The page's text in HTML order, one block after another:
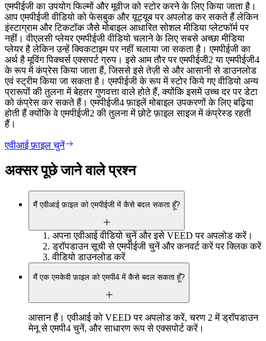
एमपीईजी का उपयोग फिल्मों और मूवीज को स्टोर करने के लिए किया जाता है।
आप एमपीईजी वीडियो को फेसबुक और यूट्यूब पर अपलोड कर सकते हैं लेकिन
इंस्टाग्राम और टिकटॉक जैसे मोबाइल आधारित सोशल मीडिया प्लेटफॉर्म पर
नहीं। वीएलसी प्लेयर एमपीईजी वीडियो चलाने के लिए सबसे अच्छा मीडिया
प्लेयर है लेकिन उन्हें क्विकटाइम पर नहीं चलाया जा सकता है। एमपीईजी का
अर्थ है मूविंग पिक्चर्स एक्सपर्ट ग्रुप। इसे आम तौर पर एमपीईजी2 या एमपीईजी4
के रूप में कंप्रेस किया जाता हैं, जिससे इसे तेज़ी से और आसानी से डाउनलोड
एवं स्ट्रीम किया जा सकता है। एमपीईजी के रूप में स्टोर किये गए वीडियो अन्य
प्रारूपों की तुलना में बेहतर गुणवत्ता वाले होते हैं, क्योंकि इसमें उच्च दर पर डेटा
को कंप्रेस कर सकते हैं। एमपीईजी4 फ़ाइलें मोबाइल उपकरणों के लिए बढ़िया
होती हैं क्योंकि वे एमपीईजी2 की तुलना में छोटे फ़ाइल साइज में कंप्रेस्ड रहती
हैं।
एवीआई फ़ाइल चुनें
अक्सर पूछे जाने वाले प्रश्न
मैं एवीआई फ़ाइल को एमपीईजी में कैसे बदल सकता हूँ?
अपना एवीआई वीडियो चुनें और इसे VEED पर अपलोड करें।
ड्रॉपडाउन सूची से एमपीईजी चुनें और कनवर्ट करें पर क्लिक करें
वीडियो डाउनलोड करें
मैं एक एमकेवी फ़ाइल को एमपी4 में कैसे बदल सकता हूँ?
आसान हैं। एवीआई को VEED पर अपलोड करें, चरण 2 में ड्रॉपडाउन
मेनू से एमपी4 चुनें, और साधारण रूप से एक्सपोर्ट करें।